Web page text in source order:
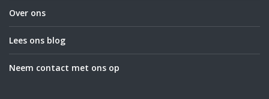
Over ons
Lees ons blog
Neem contact met ons op